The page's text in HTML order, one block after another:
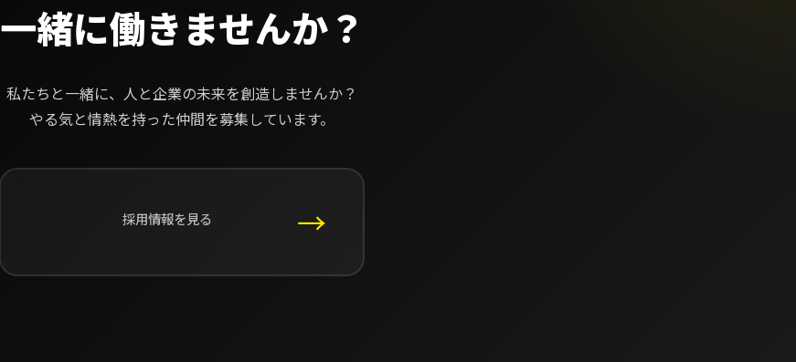
一緒に働きませんか？
私たちと一緒に、人と企業の未来を創造しませんか？
やる気と情熱を持った仲間を募集しています。
採用情報を見る →